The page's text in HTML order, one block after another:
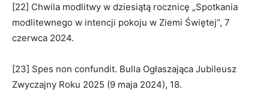
[22] Chwila modlitwy w dziesiątą rocznicę „Spotkania
modlitewnego w intencji pokoju w Ziemi Świętej”, 7
czerwca 2024.
[23] Spes non confundit. Bulla Ogłaszająca Jubileusz
Zwyczajny Roku 2025 (9 maja 2024), 18.